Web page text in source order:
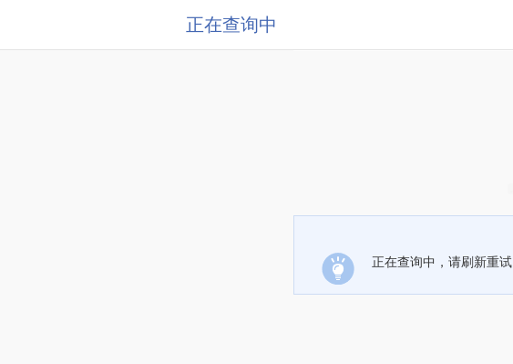
正在查询中
正在查询中，请刷新重试